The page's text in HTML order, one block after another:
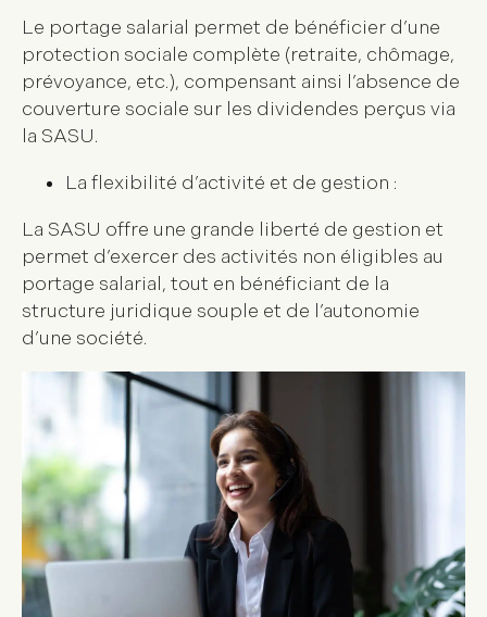
Le portage salarial permet de bénéficier d’une
protection sociale complète (retraite, chômage,
prévoyance, etc.), compensant ainsi l’absence de
couverture sociale sur les dividendes perçus via
la SASU.
La flexibilité d’activité et de gestion :
La SASU offre une grande liberté de gestion et
permet d’exercer des activités non éligibles au
portage salarial, tout en bénéficiant de la
structure juridique souple et de l’autonomie
d’une société.